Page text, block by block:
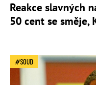
Reakce slavných
50 cent se směje,
SOUD